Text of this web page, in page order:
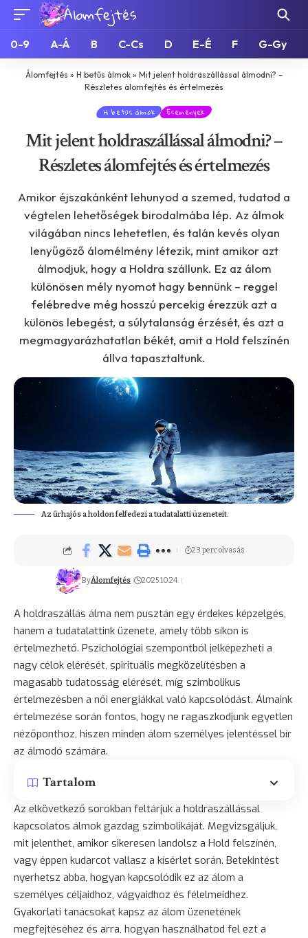
0-9 A-Á B C-Cs D E-É F G-Gy
Álomfejtés » H betűs álmok» Mit jelent holdraszállással álmodni? –
Részletes álomfejtés és értelmezés
H betűs álmok Események
Mit jelent holdraszállással álmodni? –
Részletes álomfejtés és értelmezés
Amikor éjszakánként lehunyod a szemed, tudatod a
végtelen lehetőségek birodalmába lép. Az álmok
világában nincs lehetetlen, és talán kevés olyan
lenyűgöző álomélmény létezik, mint amikor azt
álmodjuk, hogy a Holdra szállunk. Ez az álom
különösen mély nyomot hagy bennünk – reggel
felébredve még hosszú percekig érezzük azt a
különös lebegést, a súlytalanság érzését, és azt a
megmagyarázhatatlan békét, amit a Hold felszínén
állva tapasztaltunk.
Az űrhajós a holdon felfedezi a tudatalatti üzeneteit.
ByÁlomfejtés 2025.10.24.
23 perc olvasás
A holdraszállás álma nem pusztán egy érdekes képzelgés,
hanem a tudatalattink üzenete, amely több síkon is
értelmezhető. Pszichológiai szempontból jelképezheti a
nagy célok elérését, spirituális megközelítésben a
magasabb tudatosság elérését, míg szimbolikus
értelmezésben a női energiákkal való kapcsolódást. Álmaink
értelmezése során fontos, hogy ne ragaszkodjunk egyetlen
nézőponthoz, hiszen minden álom személyes jelentéssel bír
az álmodó számára.
Tartalom
Az elkövetkező sorokban feltárjuk a holdraszállással
kapcsolatos álmok gazdag szimbolikáját. Megvizsgáljuk,
mit jelenthet, amikor sikeresen landolsz a Hold felszínén,
vagy éppen kudarcot vallasz a kísérlet során. Betekintést
nyerhetsz abba, hogyan kapcsolódik ez az álom a
személyes céljaidhoz, vágyaidhoz és félelmeidhez.
Gyakorlati tanácsokat kapsz az álom üzenetének
megfejtéséhez és arra, hogyan használhatod fel ezt a